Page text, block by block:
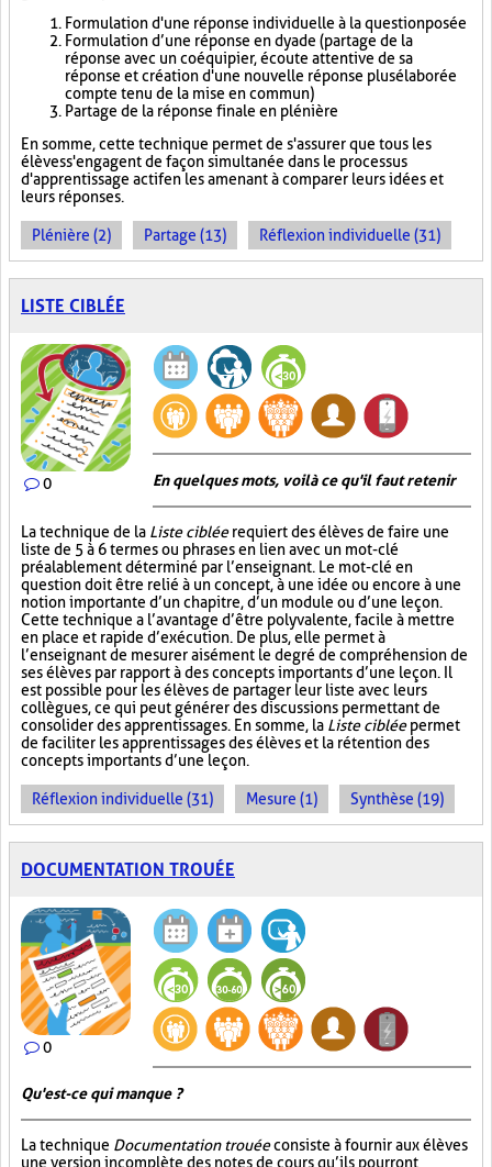
Formulation d'une réponse individuelle à la question posée
Formulation d’une réponse en dyade (partage de la
réponse avec un coéquipier, écoute attentive de sa
réponse et création d'une nouvelle réponse plus élaborée
compte tenu de la mise en commun)
Partage de la réponse finale en plénière
En somme, cette technique permet de s'assurer que tous les
élèves s'engagent de façon simultanée dans le processus
d'apprentissage actif en les amenant à comparer leurs idées et
leurs réponses.
Plénière (2) Partage (13) Réflexion individuelle (31)
LISTE CIBLÉE
0 En quelques mots, voilà ce qu'il faut retenir
La technique de la Liste cibléerequiert des élèves de faire une
liste de 5 à 6 termes ou phrases en lien avec un mot-clé
préalablement déterminé par l’enseignant. Le mot-clé en
question doit être relié à un concept, à une idée ou encore à une
notion importante d’un chapitre, d’un module ou d’une leçon.
Cette technique a l’avantage d’être polyvalente, facile à mettre
en place et rapide d’exécution. De plus, elle permet à
l’enseignant de mesurer aisément le degré de compréhension de
ses élèves par rapport à des concepts importants d’une leçon. Il
est possible pour les élèves de partager leur liste avec leurs
collègues, ce qui peut générer des discussions permettant de
consolider des apprentissages. En somme, la Liste cibléepermet
de faciliter les apprentissages des élèves et la rétention des
concepts importants d’une leçon.
Réflexion individuelle (31) Mesure (1) Synthèse (19)
DOCUMENTATION TROUÉE
0
Qu'est-ce qui manque ?
La technique Documentation trouéeconsiste à fournir aux élèves
une version incomplète des notes de cours qu’ils pourront